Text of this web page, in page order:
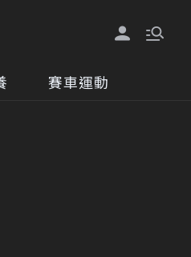
賽車運動